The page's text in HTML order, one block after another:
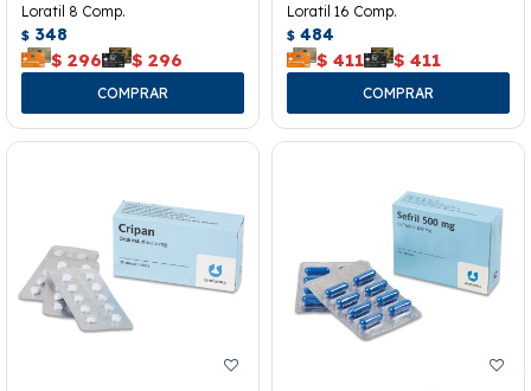
Loratil 8 Comp.
$ 348
$ 296 $ 296
Loratil 16 Comp.
$ 484
$ 411 $ 411